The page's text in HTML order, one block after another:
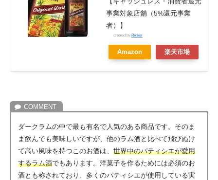
事業対象店舗（5%還元事業
者）】
created by Rinker
Amazon 楽天市場
ダークラムの中で最も有名で人気のある商品です。そのま
ま飲んでも美味しいですが、他のラム酒と比べて飛びぬけ
て高い風味を持つこのお酒は、 世界中のパティシエが愛用
するラム酒でもあります。洋菓子を作るためには必須のお
酒とも称されており、多くのパティシエが使用している実